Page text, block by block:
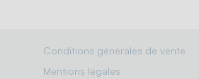
Conditions générales de vente
Mentions légales